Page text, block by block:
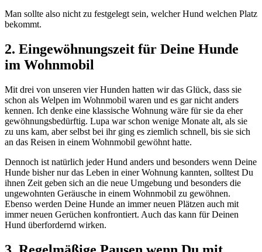
Man sollte also nicht zu festgelegt sein, welcher Hund welchen Platz
bekommt.
2. Eingewöhnungszeit für Deine Hunde
im Wohnmobil
Mit drei von unseren vier Hunden hatten wir das Glück, dass sie
schon als Welpen im Wohnmobil waren und es gar nicht anders
kennen. Ich denke eine klassische Wohnung wäre für sie da eher
gewöhnungsbedürftig. Lupa war schon wenige Monate alt, als sie
zu uns kam, aber selbst bei ihr ging es ziemlich schnell, bis sie sich
an das Reisen in einem Wohnmobil gewöhnt hatte.
Dennoch ist natürlich jeder Hund anders und besonders wenn Deine
Hunde bisher nur das Leben in einer Wohnung kannten, solltest Du
ihnen Zeit geben sich an die neue Umgebung und besonders die
ungewohnten Geräusche in einem Wohnmobil zu gewöhnen.
Ebenso werden Deine Hunde an immer neuen Plätzen auch mit
immer neuen Gerüchen konfrontiert. Auch das kann für Deinen
Hund überfordernd wirken.